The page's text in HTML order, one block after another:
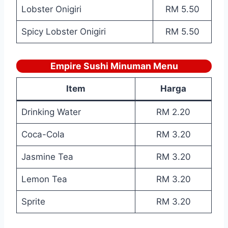
Lobster Onigiri RM 5.50
Spicy Lobster Onigiri RM 5.50
Empire Sushi Minuman Menu
Item Harga
Drinking Water RM 2.20
Coca-Cola RM 3.20
Jasmine Tea RM 3.20
Lemon Tea RM 3.20
Sprite RM 3.20